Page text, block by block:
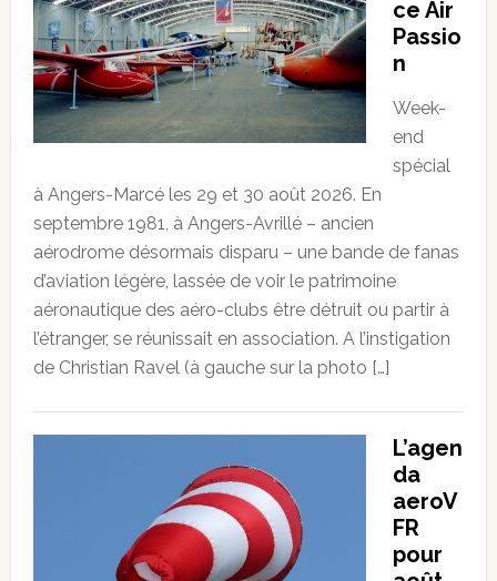
ce Air
Passio
n
Week-
end
spécial
à Angers-Marcé les 29 et 30 août 2026. En
septembre 1981, à Angers-Avrillé – ancien
aérodrome désormais disparu – une bande de fanas
d’aviation légère, lassée de voir le patrimoine
aéronautique des aéro-clubs être détruit ou partir à
l’étranger, se réunissait en association. A l’instigation
de Christian Ravel (à gauche sur la photo […]
L’agen
da
aeroV
FR
pour